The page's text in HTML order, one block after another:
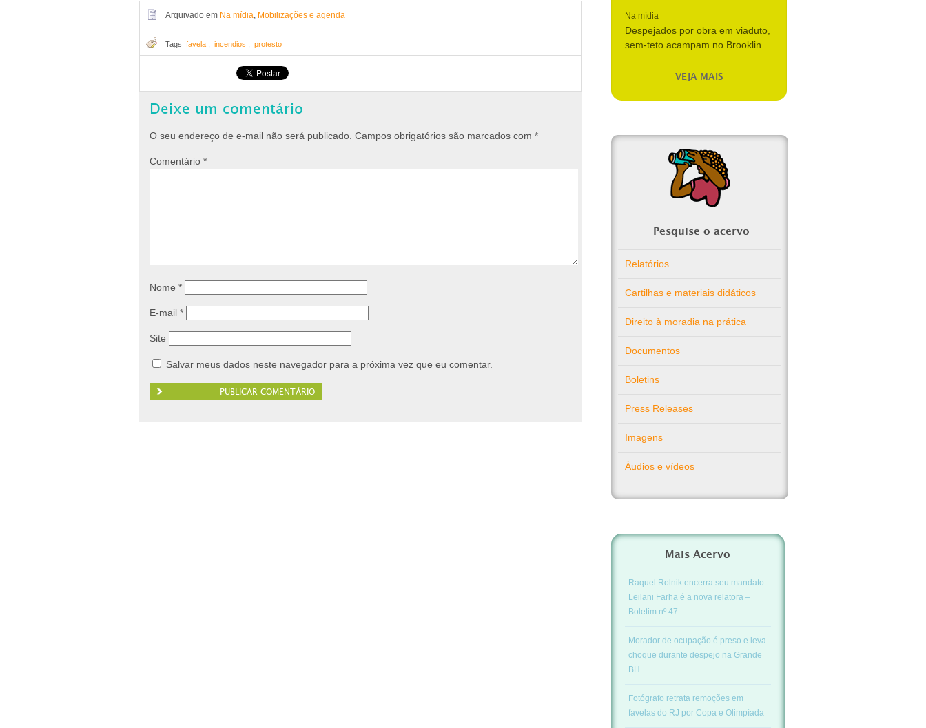
Arquivado em Na mídia, Mobilizações e agenda
Tags favela incendios protesto
Deixe um comentário
O seu endereço de e-mail não será publicado. Campos obrigatórios são marcados com *
Comentário *
Nome *
E-mail *
Site
Salvar meus dados neste navegador para a próxima vez que eu comentar.
Na mídia
Despejados por obra em viaduto,
sem-teto acampam no Brooklin
VEJA MAIS
Pesquise o acervo
Relatórios
Cartilhas e materiais didáticos
Direito à moradia na prática
Documentos
Boletins
Press Releases
Imagens
Áudios e vídeos
Mais Acervo
Raquel Rolnik encerra seu mandato.
Leilani Farha é a nova relatora –
Boletim nº 47
Morador de ocupação é preso e leva
choque durante despejo na Grande
BH
Fotógrafo retrata remoções em
favelas do RJ por Copa e Olimpíada